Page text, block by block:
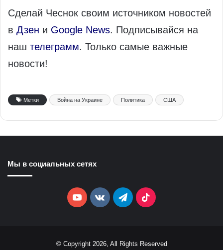
Сделай Чеснок своим источником новостей
в Дзен и Google News. Подписывайся на
наш телеграмм. Только самые важные
новости!
Метки Война на Украине Политика США
Мы в социальных сетях
YouTubevk.comTelegramTikTok
© Copyright 2026, All Rights Reserved